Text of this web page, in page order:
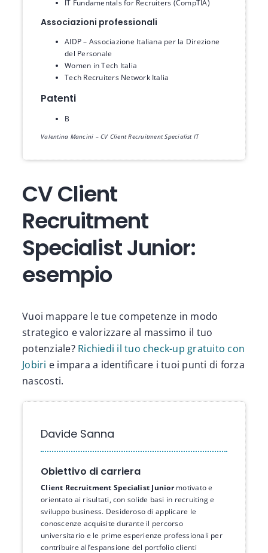
IT Fundamentals for Recruiters (CompTIA)
Associazioni professionali
AIDP – Associazione Italiana per la Direzione
del Personale
Women in Tech Italia
Tech Recruiters Network Italia
Patenti
B
Valentina Mancini – CV Client Recruitment Specialist IT
CV Client
Recruitment
Specialist Junior:
esempio
Vuoi mappare le tue competenze in modo
strategico e valorizzare al massimo il tuo
potenziale? Richiedi il tuo check-up gratuito con
Jobiri e impara a identificare i tuoi punti di forza
nascosti.
Davide Sanna
Obiettivo di carriera
Client Recruitment Specialist Juniormotivato e
orientato ai risultati, con solide basi in recruiting e
sviluppo business. Desideroso di applicare le
conoscenze acquisite durante il percorso
universitario e le prime esperienze professionali per
contribuire all’espansione del portfolio clienti